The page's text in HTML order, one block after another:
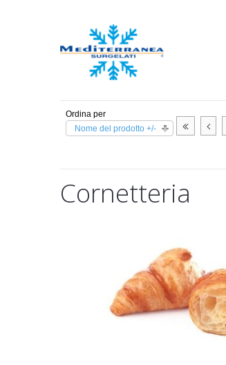
Ordina per
Nome del prodotto +/-
Cornetteria